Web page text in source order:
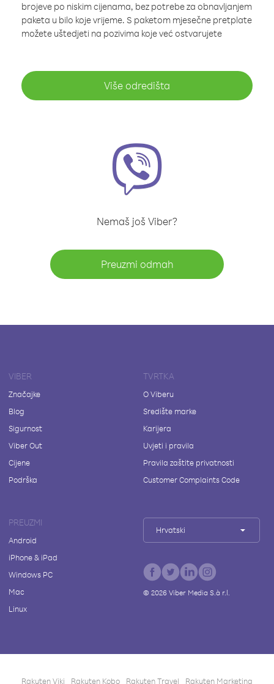
brojeve po niskim cijenama, bez potrebe za obnavljanjem
paketa u bilo koje vrijeme. S paketom mjesečne pretplate
možete uštedjeti na pozivima koje već ostvarujete
Više odredišta
Nemaš još Viber?
Preuzmi odmah
VIBER
Značajke
Blog
Sigurnost
Viber Out
Cijene
Podrška
TVRTKA
O Viberu
Središte marke
Karijera
Uvjeti i pravila
Pravila zaštite privatnosti
Customer Complaints Code
PREUZMI
Android
iPhone & iPad
Windows PC
Mac
Linux
Hrvatski
© 2026Viber Media S.à r.l.
Rakuten Viki Rakuten Kobo Rakuten Travel Rakuten Marketing